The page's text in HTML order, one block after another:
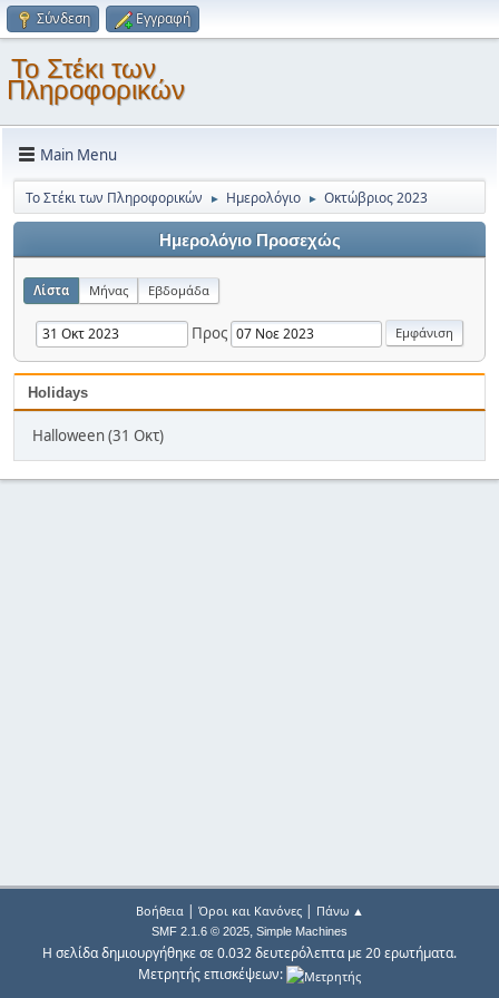
Σύνδεση Εγγραφή
Το Στέκι των
Πληροφορικών
Main Menu
Το Στέκι των Πληροφορικών ► Ημερολόγιο ► Οκτώβριος 2023
Ημερολόγιο Προσεχώς
Λίστα Μήνας Εβδομάδα
Προς
Holidays
Halloween (31 Οκτ)
Βοήθεια| Όροι και Κανόνες| Πάνω ▲
SMF 2.1.6 © 2025, Simple Machines
Η σελίδα δημιουργήθηκε σε 0.032 δευτερόλεπτα με 20 ερωτήματα.
Μετρητής επισκέψεων: